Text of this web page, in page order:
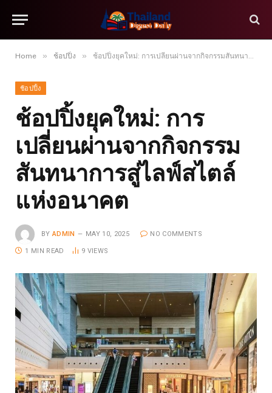
Home » ช้อปปิ้ง » ช้อปปิ้งยุคใหม่: การเปลี่ยนผ่านจากกิจกรรมสันทนาการสู่ไลฟ์สไตล์แห่งอนาคต
ช้อปปิ้ง
ช้อปปิ้งยุคใหม่: การ
เปลี่ยนผ่านจากกิจกรรม
สันทนาการสู่ไลฟ์สไตล์
แห่งอนาคต
BY ADMIN MAY 10, 2025 NO COMMENTS
1 MIN READ 9 VIEWS